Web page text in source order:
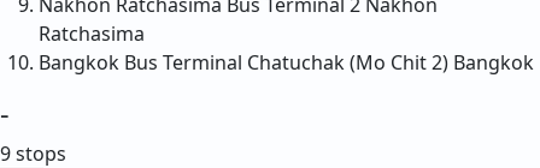
Ratchasima
Bangkok Bus Terminal Chatuchak (Mo Chit 2) Bangkok
-
9 stops